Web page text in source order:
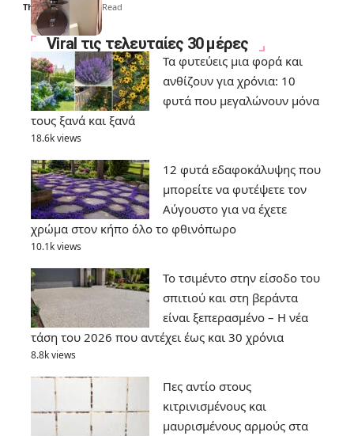
Thali Ombre 6 Min Read
Viral τις τελευταίες 30 μέρες
Τα φυτεύεις μια φορά και
ανθίζουν για χρόνια: 10
φυτά που μεγαλώνουν μόνα
τους ξανά και ξανά
18.6k views
12 φυτά εδαφοκάλυψης που
μπορείτε να φυτέψετε τον
Αύγουστο για να έχετε
χρώμα στον κήπο όλο το φθινόπωρο
10.1k views
Το τσιμέντο στην είσοδο του
σπιτιού και στη βεράντα
είναι ξεπερασμένο – Η νέα
τάση του 2026 που αντέχει έως και 30 χρόνια
8.8k views
Πες αντίο στους
κιτρινισμένους και
μαυρισμένους αρμούς στα